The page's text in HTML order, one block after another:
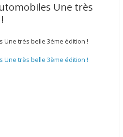
Une très
Une très belle 3ème édition !
Une très belle 3ème édition !